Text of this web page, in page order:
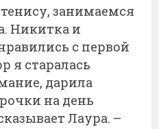
занимаемся
Никитка и
с первой
я старалась
дарила
на день
Лаура. –